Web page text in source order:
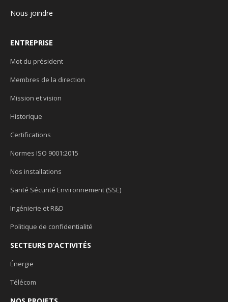
Nous joindre
ENTREPRISE
Mot du président
Membres de la direction
Mission et vision
Historique
Certifications
Normes ISO 9001:2015
Nos installations
Santé Sécurité Environnement (SSE)
Ingénierie et R&D
Politique de confidentialité
SECTEURS D’ACTIVITÉS
Énergie
Télécom